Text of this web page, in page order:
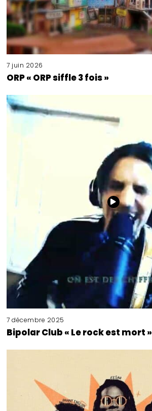
7 juin 2026
ORP « ORP siffle 3 fois »
7 décembre 2025
Bipolar Club « Le rock est mort »